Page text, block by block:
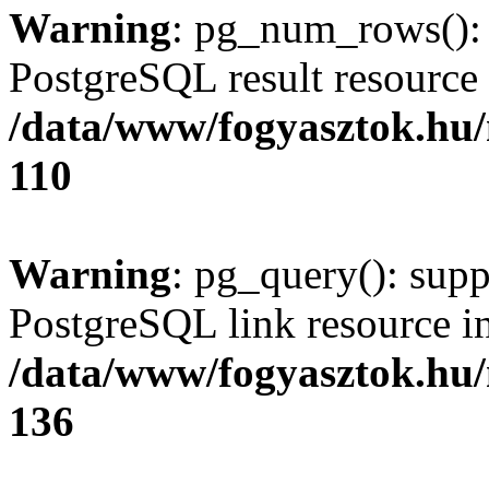
Warning:
PostgreSQL result
/data/www/
110
Warning: pg_query():
PostgreSQL link resource
/data/www/
136